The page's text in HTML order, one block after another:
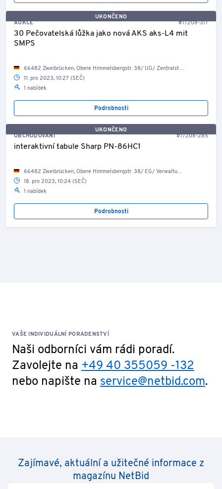
UKONČENO
AUKCE
#17208-317
30 Pečovatelská lůžka jako nová AKS aks-L4 mit
SMPS
66482 Zweibrücken, Obere Himmelsbergstr. 38/ UG/ Zentralsterilisation
11. pro 2023, 10:27 (SEČ)
1 nabídek
Podrobnosti
UKONČENO
OBCHODOVÁNÍ
#17208-285
interaktivní tabule Sharp PN-86HC1
66482 Zweibrücken, Obere Himmelsbergstr. 38/ EG/ Verwaltung/ Büro Geschäftsführung 1
18. pro 2023, 10:24 (SEČ)
1 nabídek
Podrobnosti
VAŠE INDIVIDUÁLNÍ PORADENSTVÍ
Naši odborníci vám rádi poradí.
Zavolejte na +49 40 355059 -132
nebo napište na service@netbid.com.
Zajímavé, aktuální a užitečné informace z
magazínu NetBid